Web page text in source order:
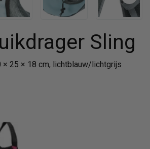
Sling
× 25 × 18 cm, lichtblauw/lichtgrijs